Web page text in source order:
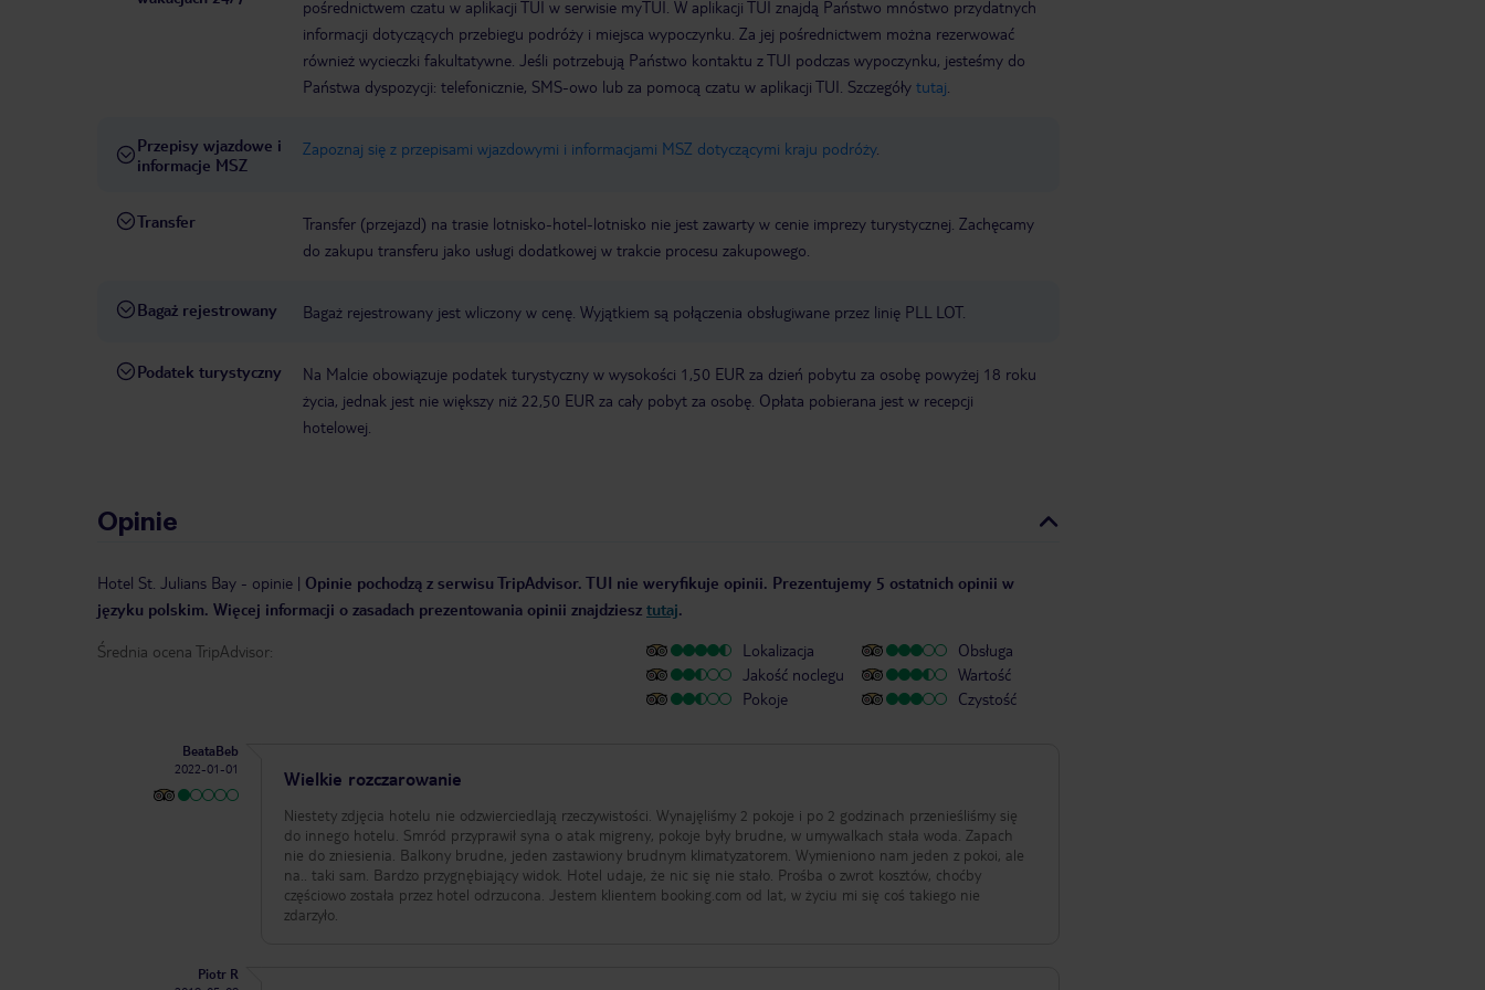
pośrednictwem czatu w aplikacji TUI w serwisie myTUI. W aplikacji TUI znajdą Państwo mnóstwo przydatnych
informacji dotyczących przebiegu podróży i miejsca wypoczynku. Za jej pośrednictwem można rezerwować
również wycieczki fakultatywne. Jeśli potrzebują Państwo kontaktu z TUI podczas wypoczynku, jesteśmy do
Państwa dyspozycji: telefonicznie, SMS-owo lub za pomocą czatu w aplikacji TUI. Szczegóły tutaj
Przepisy wjazdowe i
informacje MSZ
Zapoznaj się z przepisami wjazdowymi i informacjami MSZ dotyczącymi kraju podróży.
Transfer
Transfer (przejazd) na trasie lotnisko-hotel-lotnisko nie jest zawarty w cenie imprezy turystycznej. Zachęcamy
do zakupu transferu jako usługi dodatkowej w trakcie procesu zakupowego.
Bagaż rejestrowany Bagaż rejestrowany jest wliczony w cenę. Wyjątkiem są połączenia obsługiwane przez linię PLL LOT.
Podatek turystyczny
Na Malcie obowiązuje podatek turystyczny w wysokości 1,50 EUR za dzień pobytu za osobę powyżej 18 roku
życia, jednak jest nie większy niż 22,50 EUR za cały pobyt za osobę. Opłata pobierana jest w recepcji
hotelowej.
Opinie
Hotel St. Julians Bay - opinie | Opinie pochodzą z serwisu TripAdvisor. TUI nie weryfikuje opinii. Prezentujemy 5 ostatnich opinii w
języku polskim. Więcej informacji o zasadach prezentowania opinii znajdziesz tutaj.
Średnia ocena TripAdvisor:
Lokalizacja
Jakość noclegu
Pokoje
Obsługa
Wartość
Czystość
BeataBeb
2022-01-01
Wielkie rozczarowanie
Niestety zdjęcia hotelu nie odzwierciedlają rzeczywistości. Wynajęliśmy 2 pokoje i po 2 godzinach przenieśliśmy się
do innego hotelu. Smród przyprawił syna o atak migreny, pokoje były brudne, w umywalkach stała woda. Zapach
nie do zniesienia. Balkony brudne, jeden zastawiony brudnym klimatyzatorem. Wymieniono nam jeden z pokoi, ale
na.. taki sam. Bardzo przygnębiający widok. Hotel udaje, że nic się nie stało. Prośba o zwrot kosztów, choćby
częściowo została przez hotel odrzucona. Jestem klientem booking.com od lat, w życiu mi się coś takiego nie
zdarzyło.
Piotr R